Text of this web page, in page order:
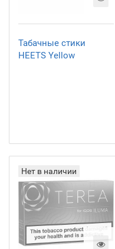
Табачные стики
HEETS Yellow
Нет в наличии